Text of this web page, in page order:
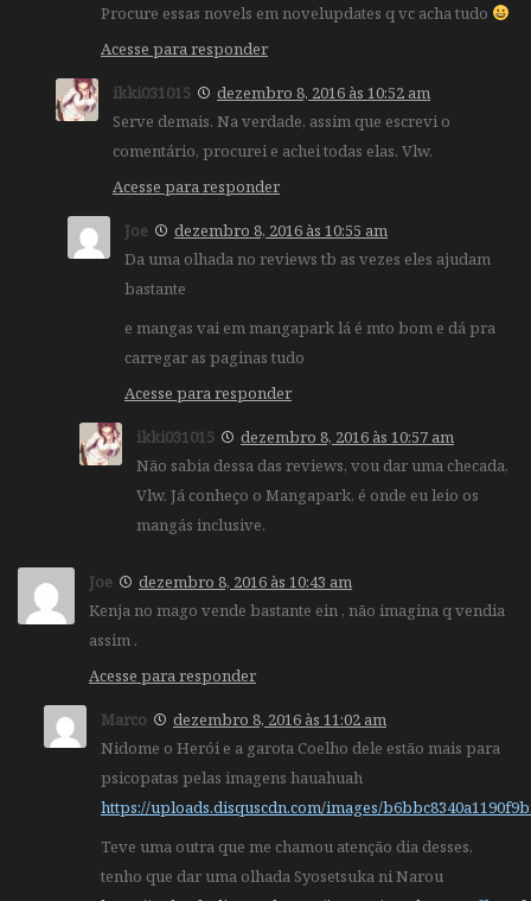
Procure essas novels em novelupdates q vc acha tudo
Acesse para responder
ikki031015
dezembro 8, 2016 às 10:52 am
Serve demais. Na verdade, assim que escrevi o
comentário, procurei e achei todas elas. Vlw.
Acesse para responder
Joe
dezembro 8, 2016 às 10:55 am
Da uma olhada no reviews tb as vezes eles ajudam
bastante
e mangas vai em mangapark lá é mto bom e dá pra
carregar as paginas tudo
Acesse para responder
ikki031015
dezembro 8, 2016 às 10:57 am
Não sabia dessa das reviews, vou dar uma checada,
Vlw. Já conheço o Mangapark, é onde eu leio os
mangás inclusive.
Joe
dezembro 8, 2016 às 10:43 am
Kenja no mago vende bastante ein , não imagina q vendia
assim .
Acesse para responder
Marco
dezembro 8, 2016 às 11:02 am
Nidome o Herói e a garota Coelho dele estão mais para
psicopatas pelas imagens hauahuah
https://uploads.disquscdn.com/images/
Teve uma outra que me chamou atenção dia desses,
tenho que dar uma olhada Syosetsuka ni Narou